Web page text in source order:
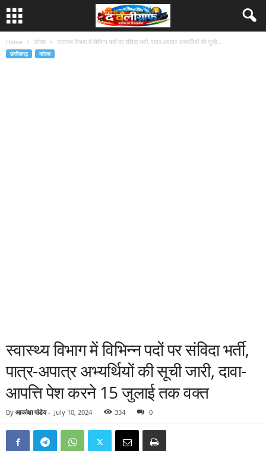
Home कोरबा स्वास्थ्य विभाग में विभिन्न पदों पर संविदा भर्ती, पात्र-अपात्र अभ्यर्थियों की सूची...
छत्तीसगढ़ कोरबा
स्वास्थ्य विभाग में विभिन्न पदों पर संविदा भर्ती,
पात्र-अपात्र अभ्यर्थियों की सूची जारी, दावा-
आपत्ति पेश करने 15 जुलाई तक वक्त
By आकांक्षा पांडेय- July 10, 2024 334 0